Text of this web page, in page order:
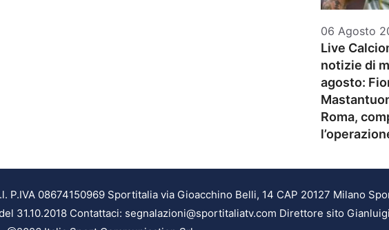
06 Agosto
Live
notizie di
agosto:
Roma,
P.IVA 08674150969 Sportitalia via Gioacchino Belli, 14 CAP 20127 Milano
31.10.2018 Contattaci: segnalazioni@sportitaliatv.com Direttore sito